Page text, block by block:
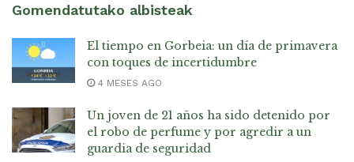
Gomendatutako albisteak
El tiempo en Gorbeia: un día de primavera
con toques de incertidumbre
4 MESES AGO
Un joven de 21 años ha sido detenido por
el robo de perfume y por agredir a un
guardia de seguridad